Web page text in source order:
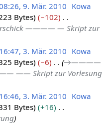
9. Mär. 2010 Kowa
Bytes
−102
———— — Skript zur
16:47, 3. Mär. 2010 Kowa
Bytes −6 →————
—— Skript zur Vorlesung
16:46, 3. Mär. 2010 Kowa
Bytes
+16